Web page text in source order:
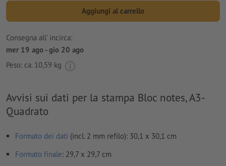
Aggiungi al carrello
Consegna all' incirca:
mer 19 ago - gio 20 ago
Peso: ca. 10,59 kg
Avvisi sui dati per la stampa Bloc notes, A3-
Quadrato
Formato dei dati (incl. 2 mm refilo): 30,1 x 30,1 cm
Formato finale: 29,7 x 29,7 cm